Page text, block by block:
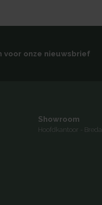
voor onze nieuwsbrief
Showroom
Hoofdkantoor - Breda